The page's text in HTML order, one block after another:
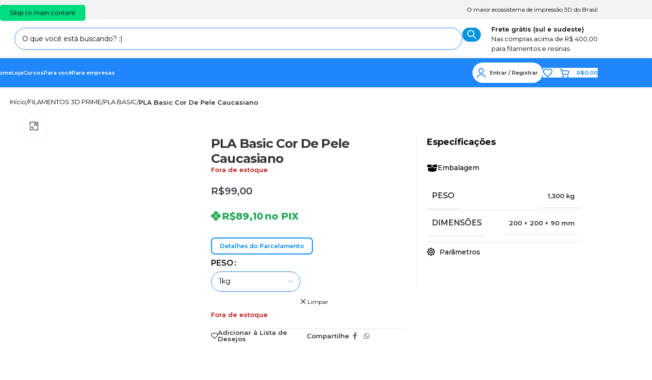
Skip to main content
EN PT ES O maior ecossistema de impressão 3D do Brasil
Frete grátis (sul e sudeste)
Nas compras acima de R$ 400,00
para filamentos e resinas.
LojaCursosPara vocêPara empresas Entrar / Registrar R$0,00
Início/FILAMENTOS 3D PRIME/PLA BASIC/PLA Basic Cor De Pele Caucasiano
PLA Basic Cor De Pele
Caucasiano
Fora de estoque
R$99,00
R$89,10 no PIX
Detalhes do Parcelamento
PESO
Limpar
Fora de estoque
Adicionar à Lista de
Desejos
Compartilhe
Especificações
Embalagem
PESO 1,300 kg
DIMENSÕES 200 × 200 × 90 mm
Parâmetros